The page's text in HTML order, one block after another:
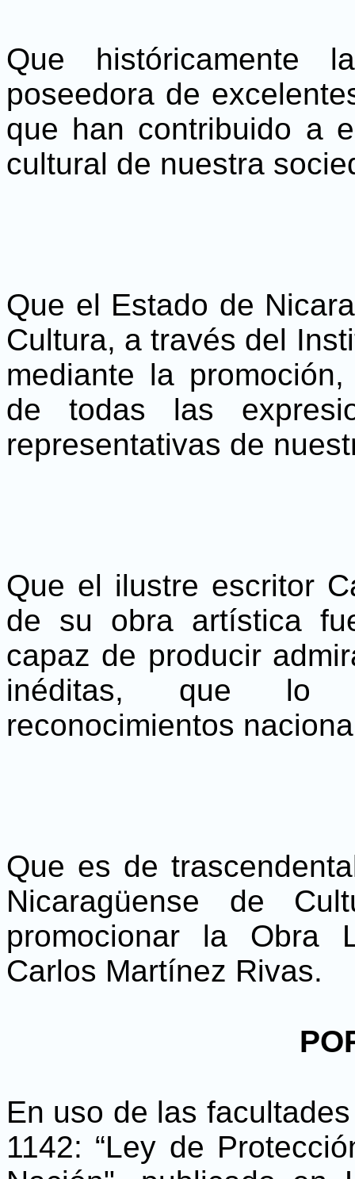
Que históricamente
poseedora de
que han contribuido a
cultural de nuestra
Que el Estado de
Cultura, a través del
mediante la
de todas las
representativas de
Que el ilustre escritor
de su obra artística
capaz de producir
inéditas, que lo
reconocimientos
Que es de
Nicaragüense de
promocionar la Obra
Carlos Martínez Rivas.
En uso de las
1142: “Ley de